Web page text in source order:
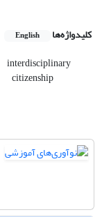
کلیدواژه‌ها English
interdisciplinary
citizenship